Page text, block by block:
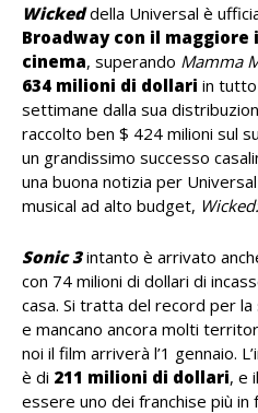
Wickeddella Universal è
Broadway con il
cinema, superando Mamma
634 milioni di dollari in
settimane dalla sua
raccolto ben $ 424 milioni sul
un grandissimo successo
una buona notizia per
musical ad alto budget,
Sonic 3intanto è arrivato
con 74 milioni di dollari di
casa. Si tratta del record per la
e mancano ancora molti
noi il film arriverà l’1 gennaio.
è di 211 milioni di dollari, e
essere uno dei franchise più in